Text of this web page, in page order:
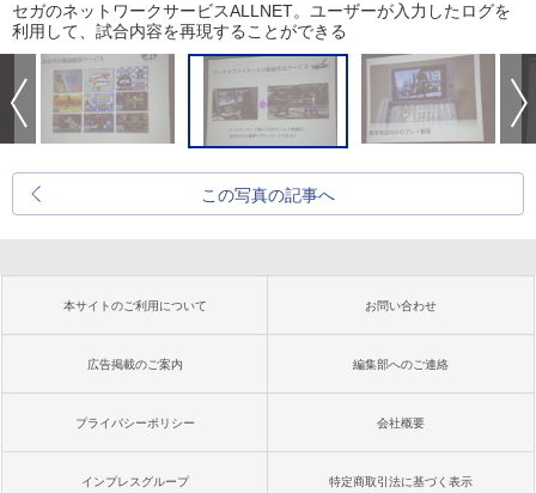
セガのネットワークサービスALLNET。ユーザーが入力したログを
利用して、試合内容を再現することができる
この写真の記事へ
本サイトのご利用について お問い合わせ
広告掲載のご案内 編集部へのご連絡
プライバシーポリシー 会社概要
インプレスグループ 特定商取引法に基づく表示